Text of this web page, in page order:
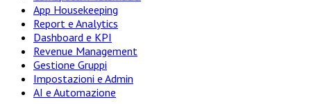
App Housekeeping
Report e Analytics
Dashboard e KPI
Revenue Management
Gestione Gruppi
Impostazioni e Admin
AI e Automazione